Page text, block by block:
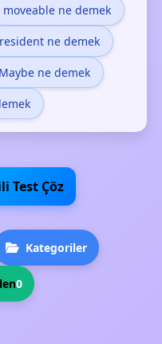
moveable ne demek
ne demek
Maybe ne demek
Test Çöz
Kategoriler
0